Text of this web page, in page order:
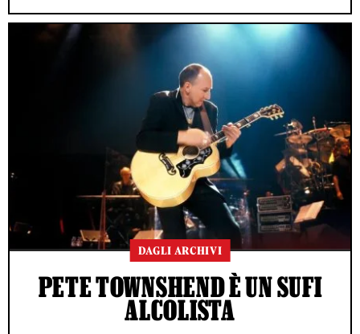
DAGLI ARCHIVI
PETE TOWNSHEND È UN SUFI
ALCOLISTA